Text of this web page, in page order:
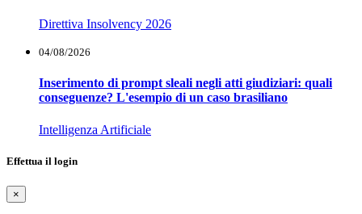
Direttiva Insolvency 2026
04/08/2026
Inserimento di prompt sleali negli atti giudiziari: quali
conseguenze? L'esempio di un caso brasiliano
Intelligenza Artificiale
Effettua il login
×